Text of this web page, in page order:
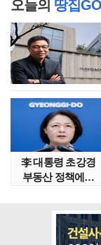
오늘의 땅집GO
李 대통령 초강경
부동산 정책에…